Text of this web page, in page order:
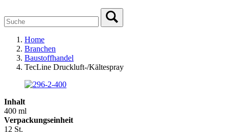
Home
Branchen
Baustoffhandel
TecLine Druckluft-/Kältespray
Inhalt
400 ml
Verpackungseinheit
12 St.